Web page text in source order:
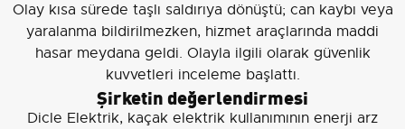
Olay kısa sürede taşlı saldırıya dönüştü; can kaybı veya
yaralanma bildirilmezken, hizmet araçlarında maddi
hasar meydana geldi. Olayla ilgili olarak güvenlik
kuvvetleri inceleme başlattı.
Şirketin değerlendirmesi
Dicle Elektrik, kaçak elektrik kullanımının enerji arz